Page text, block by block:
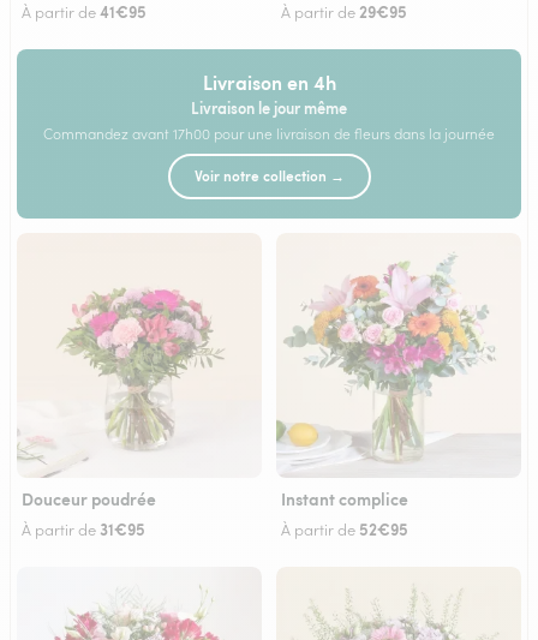
À partir de41€95 À partir de 29€95
Livraison en 4h
Livraison le jour même
Commandez avant 17h00 pour une livraison de fleurs dans la journée
Voir notre collection →
Douceur poudrée
À partir de 31€95
Instant complice
À partir de 52€95